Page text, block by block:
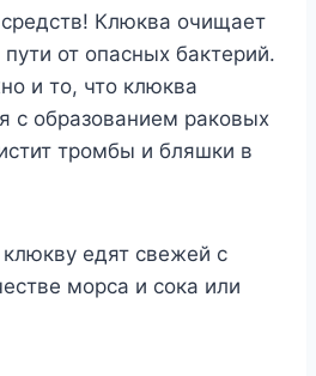
Клюква очищает
от опасных бактерий.
и то, что клюква
с образованием раковых
тромбы и бляшки в
клюкву едят свежей с
морса и сока или